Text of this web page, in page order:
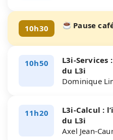
10h30 Pause
10h50
L3i-
du L3i
Dominique
11h20
L3i-Calcul :
du L3i
Axel Jean-